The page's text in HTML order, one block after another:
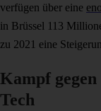
verfügen über eine
in Brüssel 113
zu 2021 eine
Kampf
Tech